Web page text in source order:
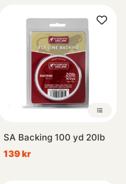
SA Backing 100 yd 20lb
139 kr